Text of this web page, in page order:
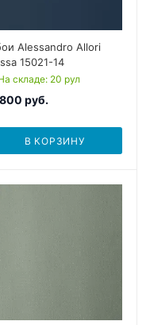
Alessandro Allori
15021-14
складе: 20 рул
руб.
В КОРЗИНУ